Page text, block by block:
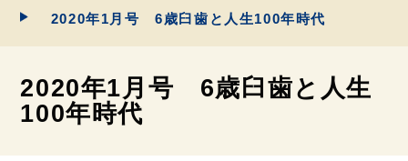
2020年1月号 6歳臼歯と人生100年時代
2020年1月号 6歳臼歯と人生
100年時代